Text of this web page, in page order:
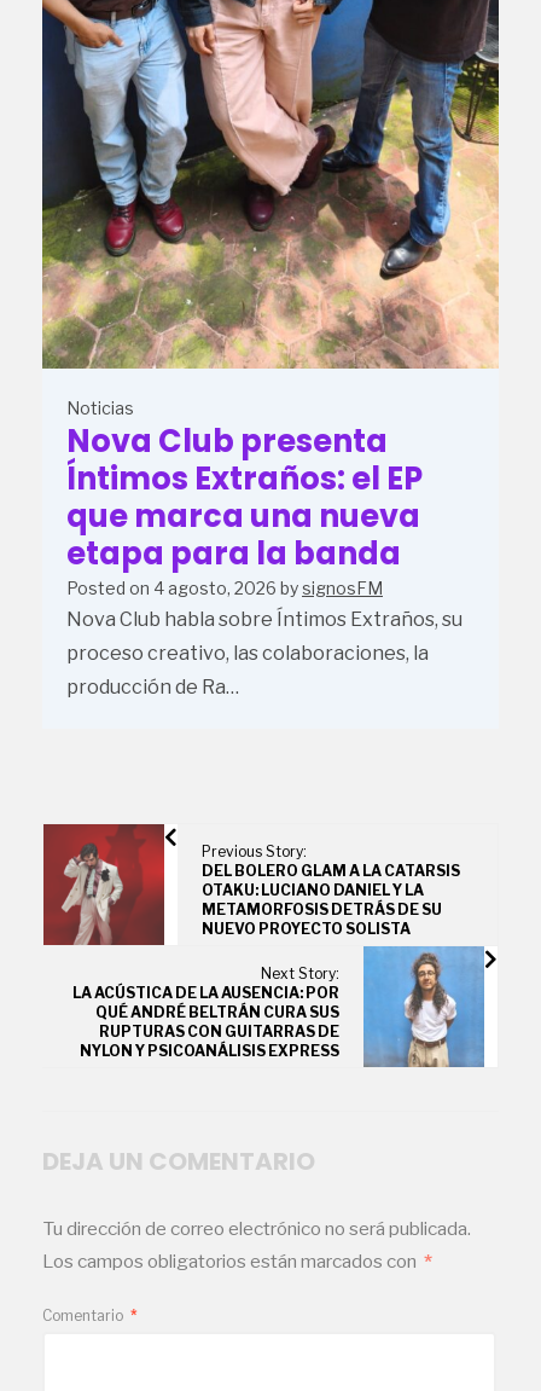
Noticias
Nova Club presenta
Íntimos Extraños: el EP
que marca una nueva
etapa para la banda
Posted on 4 agosto, 2026 bysignosFM
Nova Club habla sobre Íntimos Extraños, su
proceso creativo, las colaboraciones, la
producción de Ra…
Previous Story:
DEL BOLERO GLAM A LA CATARSIS
OTAKU: LUCIANO DANIEL Y LA
METAMORFOSIS DETRÁS DE SU
NUEVO PROYECTO SOLISTA
Next Story:
LA ACÚSTICA DE LA AUSENCIA: POR
QUÉ ANDRÉ BELTRÁN CURA SUS
RUPTURAS CON GUITARRAS DE
NYLON Y PSICOANÁLISIS EXPRESS
DEJA UN COMENTARIO
Tu dirección de correo electrónico no será publicada.
Los campos obligatorios están marcados con *
Comentario *